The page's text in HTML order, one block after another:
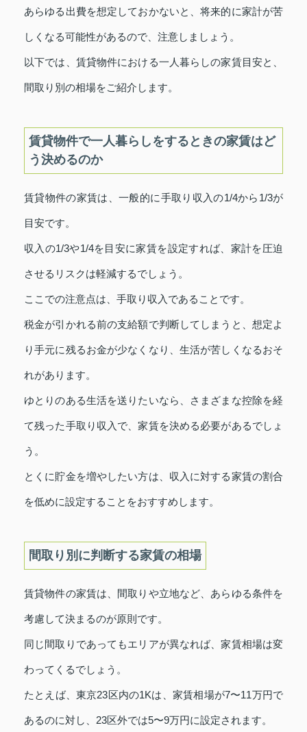
あらゆる出費を想定しておかないと、将来的に家計が苦
しくなる可能性があるので、注意しましょう。
以下では、賃貸物件における一人暮らしの家賃目安と、
間取り別の相場をご紹介します。
賃貸物件で一人暮らしをするときの家賃はど
う決めるのか
賃貸物件の家賃は、一般的に手取り収入の1/4から1/3が
目安です。
収入の1/3や1/4を目安に家賃を設定すれば、家計を圧迫
させるリスクは軽減するでしょう。
ここでの注意点は、手取り収入であることです。
税金が引かれる前の支給額で判断してしまうと、想定よ
り手元に残るお金が少なくなり、生活が苦しくなるおそ
れがあります。
ゆとりのある生活を送りたいなら、さまざまな控除を経
て残った手取り収入で、家賃を決める必要があるでしょ
う。
とくに貯金を増やしたい方は、収入に対する家賃の割合
を低めに設定することをおすすめします。
間取り別に判断する家賃の相場
賃貸物件の家賃は、間取りや立地など、あらゆる条件を
考慮して決まるのが原則です。
同じ間取りであってもエリアが異なれば、家賃相場は変
わってくるでしょう。
たとえば、東京23区内の1Kは、家賃相場が7〜11万円で
あるのに対し、23区外では5〜9万円に設定されます。